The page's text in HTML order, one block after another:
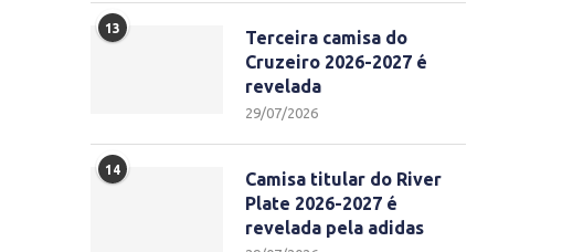
13
Terceira camisa do
Cruzeiro 2026-2027 é
revelada
29/07/2026
14
Camisa titular do River
Plate 2026-2027 é
revelada pela adidas